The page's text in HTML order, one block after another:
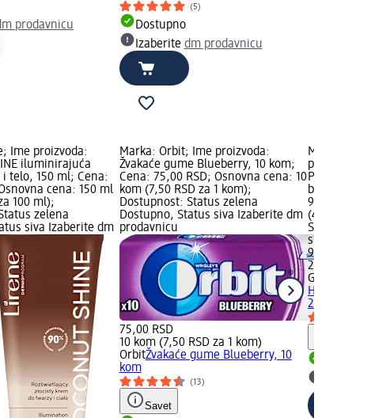
prodavnicu
(5)
Dostupno
Izaberite dm prodavnicu
Ime proizvoda:
iluminirajuća
i telo, 150 ml; Cena:
cena: 150 ml
100 ml);
zelena
siva Izaberite dm
Marka: Orbit; Ime proizvoda:
Žvakaće gume Blueberry, 10 kom;
Cena: 75,00 RSD; Osnovna cena: 10
kom (7,50 RSD za 1 kom);
Dostupnost: Status zelena
Dostupno, Status siva Izaberite dm
prodavnicu
75,00 RSD
10 kom (7,50 RSD za 1 kom)
OrbitŽvakaće gume Blueberry, 10
kom
(13)
Savet
Marka:
proizvoda:
PIMPLE
bubuljice,
989,00
(44,95
Status
siva
989,00 RSD
22 kom
GARNIER
HOURS
22 kom